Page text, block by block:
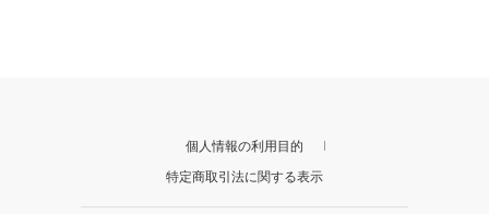
個人情報の利用目的
特定商取引法に関する表示